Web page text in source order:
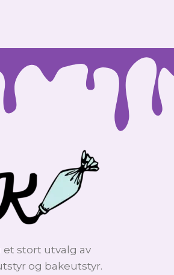
et stort utvalg av
og bakeutstyr.